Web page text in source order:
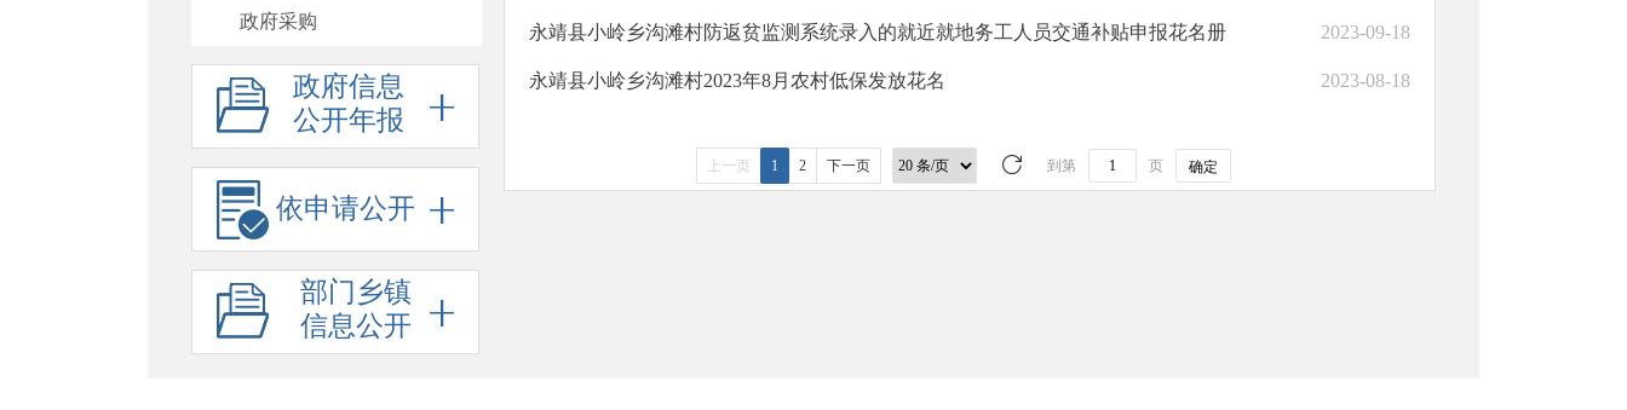
政府采购
重大项目
重大民生信息
建议提案办理
政府工作报告
政府信息公开标准目录
助企纾困
政府信息
公开年报
依申请公开
部门乡镇
信息公开
永靖县小岭乡沟滩村防返贫监测系统录入的就近就地务工人员交通补贴申报花名册 2023-09-18
永靖县小岭乡沟滩村2023年8月农村低保发放花名 2023-08-18
上一页 1 2 下一页 到第 页 确定